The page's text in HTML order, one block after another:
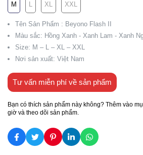
M L XL XXL
Tên Sản Phẩm : Beyono Flash II
Màu sắc: Hồng Xanh - Xanh Lam - Xanh
Size: M – L – XL – XXL
Nơi sản xuất: Việt Nam
Tư vấn miễn phí về sản phẩm
Bạn có thích sản phẩm này không? Thêm vào
giờ và theo dõi sản phẩm.